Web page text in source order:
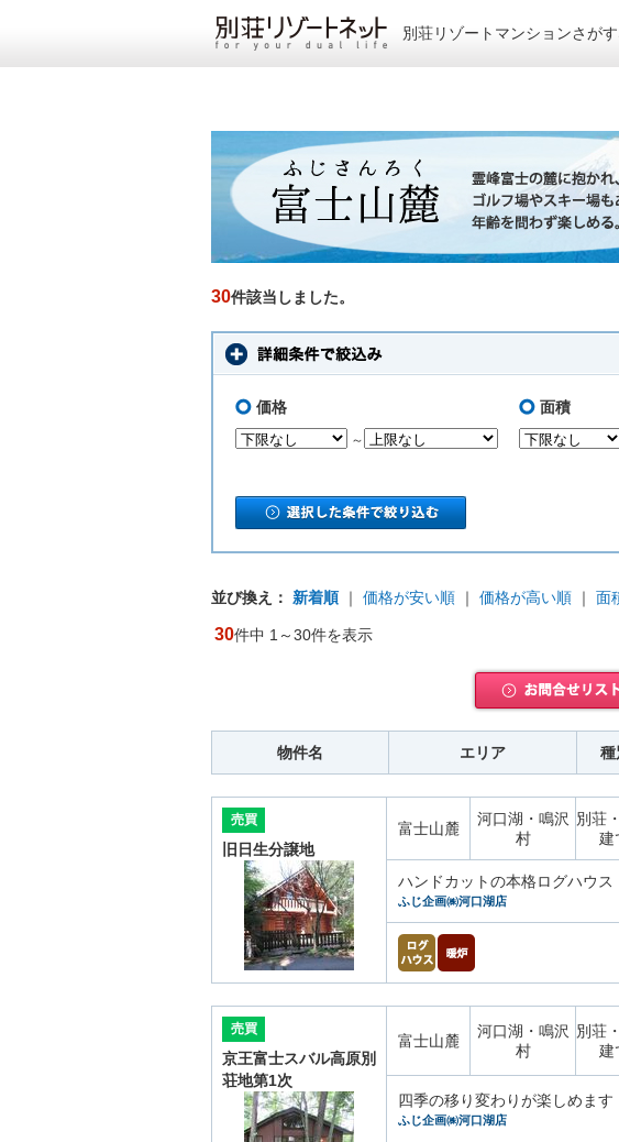
別荘リゾートマンションさが
30件該当しました。
価格
～
面積
並び換え： 新着順 ｜ 価格が安い順 ｜ 価格が高い順 ｜ 面
30件中 1～30件を表示
物件名 エリア 種
売買
旧日生分譲地
富士山麓
河口湖・鳴沢
村
別荘
建
ハンドカットの本格ログハウス
ふじ企画㈱河口湖店
売買
京王富士スバル高原別
荘地第1次
富士山麓
河口湖・鳴沢
村
別荘
建
四季の移り変わりが楽しめます
ふじ企画㈱河口湖店